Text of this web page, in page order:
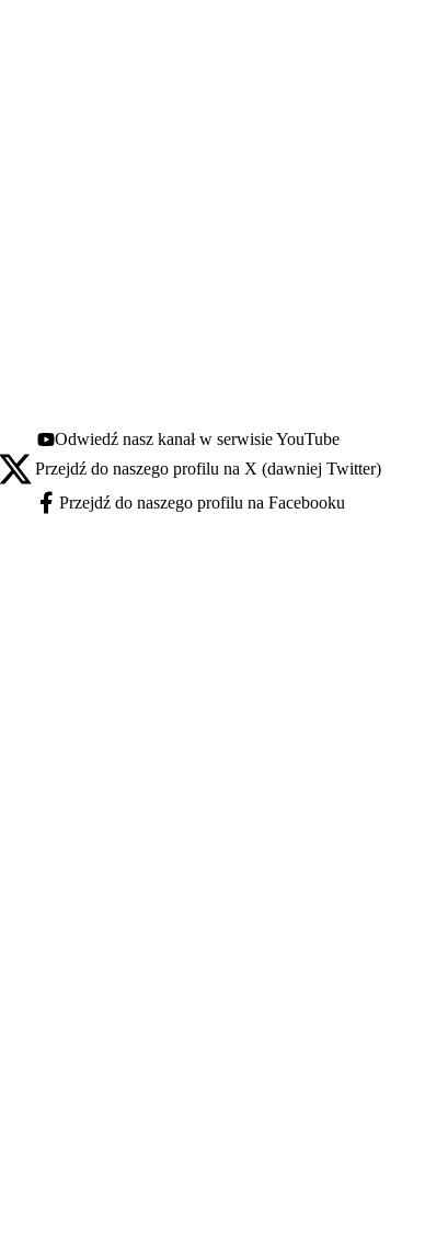
Youtube - otwiera się w nowej karcie
Odwiedź nasz kanał w serwisie YouTube
X - otwiera się w nowej karcie
Przejdź do naszego profilu na X (dawniej Twitter)
Facebook - otwiera się w nowej karcie
Przejdź do naszego profilu na Facebooku